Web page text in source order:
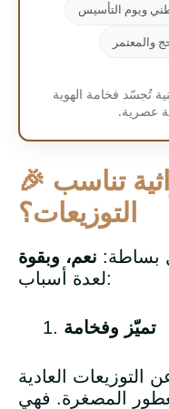
ويوم التأسيس
والمعتمر
تُجسّد فخامة الهوية
عصرية.
🎉 تناسب
التوزيعات؟
بساطة: نعم، وبقوة
لعدة أسباب:
تميّز وفخامة
التوزيعات العادية
المصغرة. فهي